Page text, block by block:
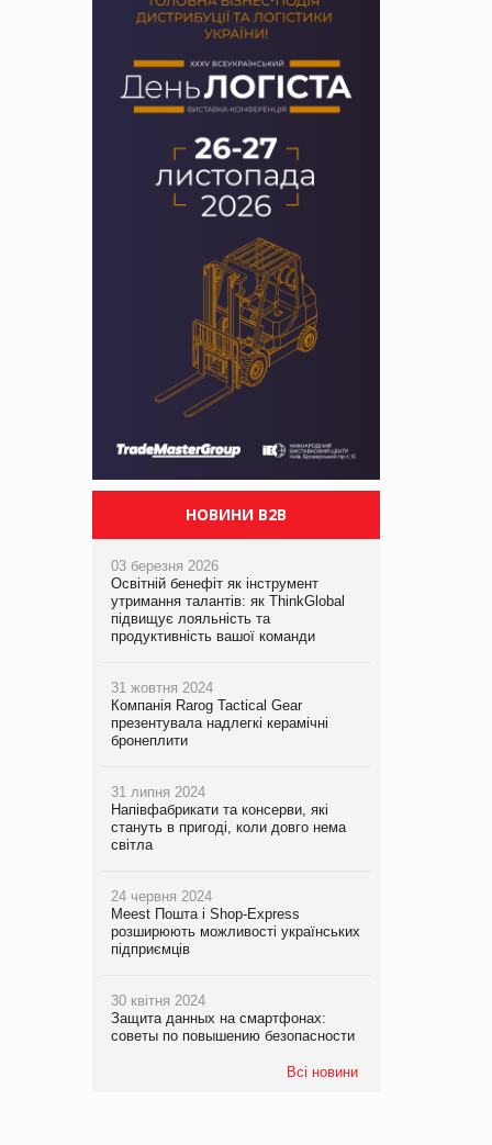
НОВИНИ B2B
03 березня 2026
Освітній бенефіт як інструмент
утримання талантів: як ThinkGlobal
підвищує лояльність та
продуктивність вашої команди
31 жовтня 2024
Компанія Rarog Tactical Gear
презентувала надлегкі керамічні
бронеплити
31 липня 2024
Напівфабрикати та консерви, які
стануть в пригоді, коли довго нема
світла
24 червня 2024
Meest Пошта і Shop-Express
розширюють можливості українських
підприємців
30 квітня 2024
Защита данных на смартфонах:
советы по повышению безопасности
Всі новини